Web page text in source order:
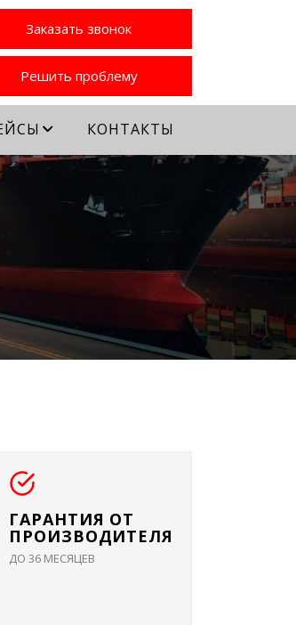
Заказать звонок
Решить проблему
КОНТАКТЫ
ГАРАНТИЯ ОТ
ПРОИЗВОДИТЕЛЯ
ДО 36 МЕСЯЦЕВ